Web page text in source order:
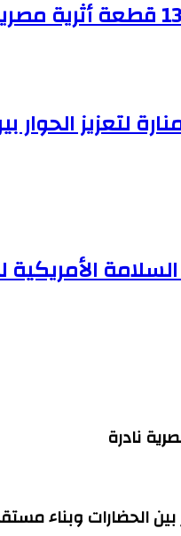
لتعزيز
الأمريكية
بين الحضارات وبناء